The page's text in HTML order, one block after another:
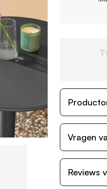
Vragen
Reviews